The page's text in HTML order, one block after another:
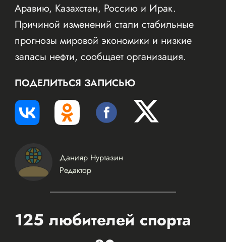
Аравию, Казахстан, Россию и Ирак.
Причиной изменений стали стабильные
прогнозы мировой экономики и низкие
запасы нефти, сообщает организация.
ПОДЕЛИТЬСЯ ЗАПИСЬЮ
Данияр Нуртазин
Редактор
125 любителей спорта